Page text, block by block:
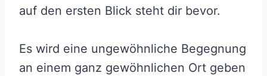
auf den ersten Blick steht dir bevor.
Es wird eine ungewöhnliche Begegnung
an einem ganz gewöhnlichen Ort geben